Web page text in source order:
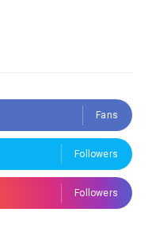
Fans
Followers
Followers